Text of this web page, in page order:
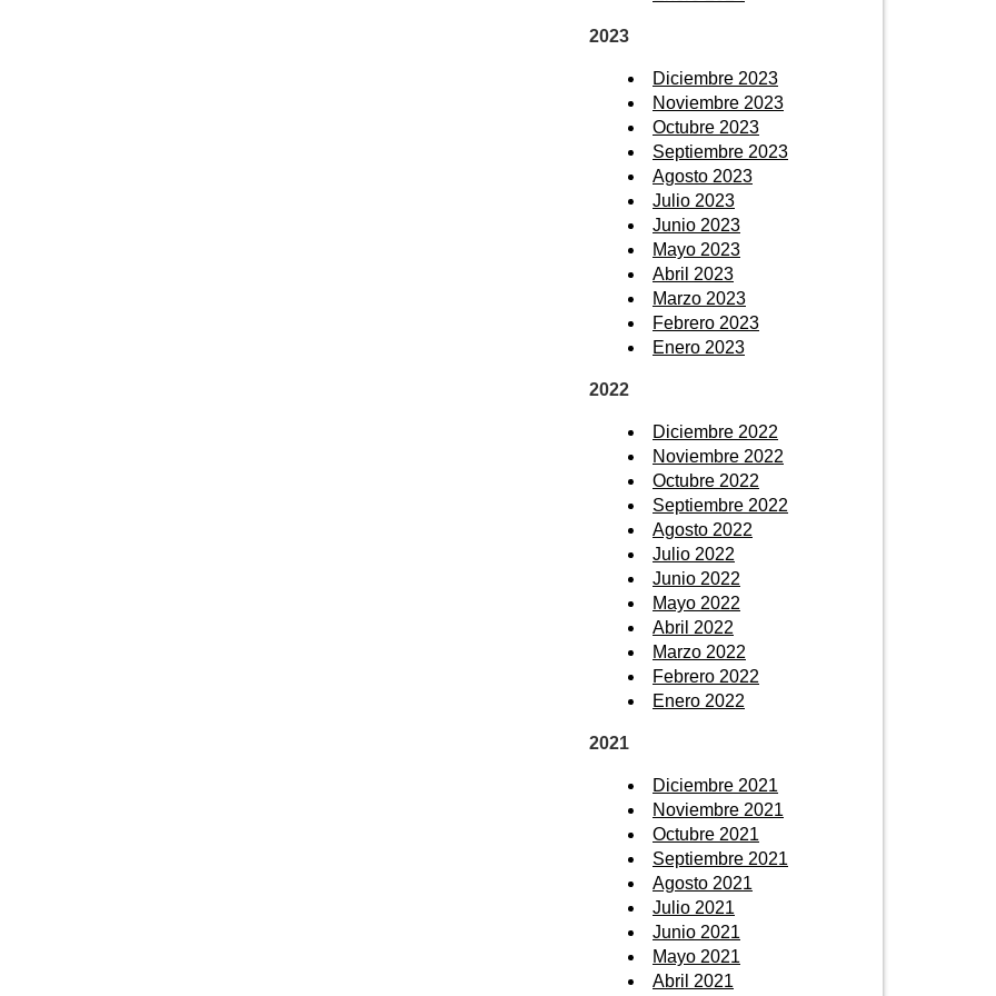
2023
Diciembre 2023
Noviembre 2023
Octubre 2023
Septiembre 2023
Agosto 2023
Julio 2023
Junio 2023
Mayo 2023
Abril 2023
Marzo 2023
Febrero 2023
Enero 2023
2022
Diciembre 2022
Noviembre 2022
Octubre 2022
Septiembre 2022
Agosto 2022
Julio 2022
Junio 2022
Mayo 2022
Abril 2022
Marzo 2022
Febrero 2022
Enero 2022
2021
Diciembre 2021
Noviembre 2021
Octubre 2021
Septiembre 2021
Agosto 2021
Julio 2021
Junio 2021
Mayo 2021
Abril 2021